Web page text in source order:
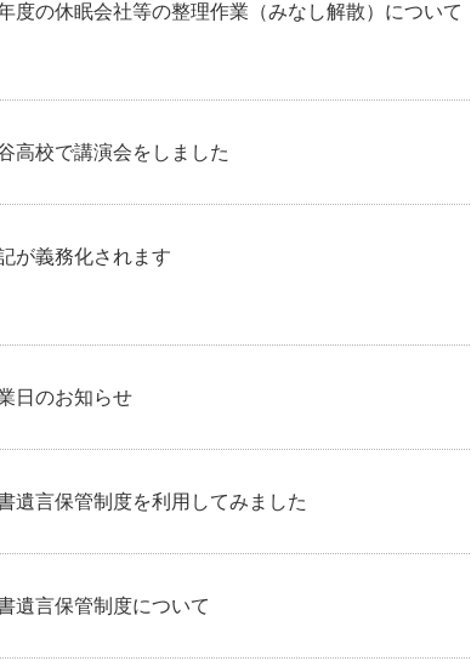
度の休眠会社等の整理作業（みなし解散）について
高校で講演会をしました
が義務化されます
日のお知らせ
遺言保管制度を利用してみました
遺言保管制度について